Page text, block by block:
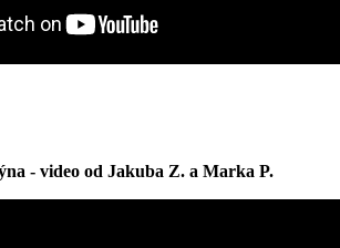
- video od Jakuba Z. a Marka P.